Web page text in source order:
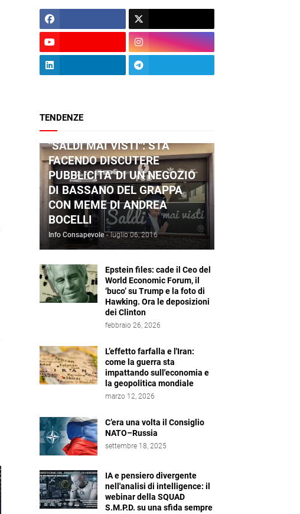
TENDENZE
"SALDI MAI VISTI": STA
FACENDO DISCUTERE
PUBBLICITA' DI UN NEGOZIO
DI BASSANO DEL GRAPPA
CON MEME DI ANDREA
BOCELLI
Info Consapevole - luglio 06, 2016
Epstein files: cade il Ceo del
World Economic Forum, il
‘buco’ su Trump e la foto di
Hawking. Ora le deposizioni
dei Clinton
febbraio 26, 2026
L’effetto farfalla e l'Iran:
come la guerra sta
impattando sull'economia e
la geopolitica mondiale
marzo 12, 2026
C’era una volta il Consiglio
NATO–Russia
settembre 18, 2025
IA e pensiero divergente
nell'analisi di intelligence: il
webinar della SQUAD
S.M.P.D. su una sfida sempre